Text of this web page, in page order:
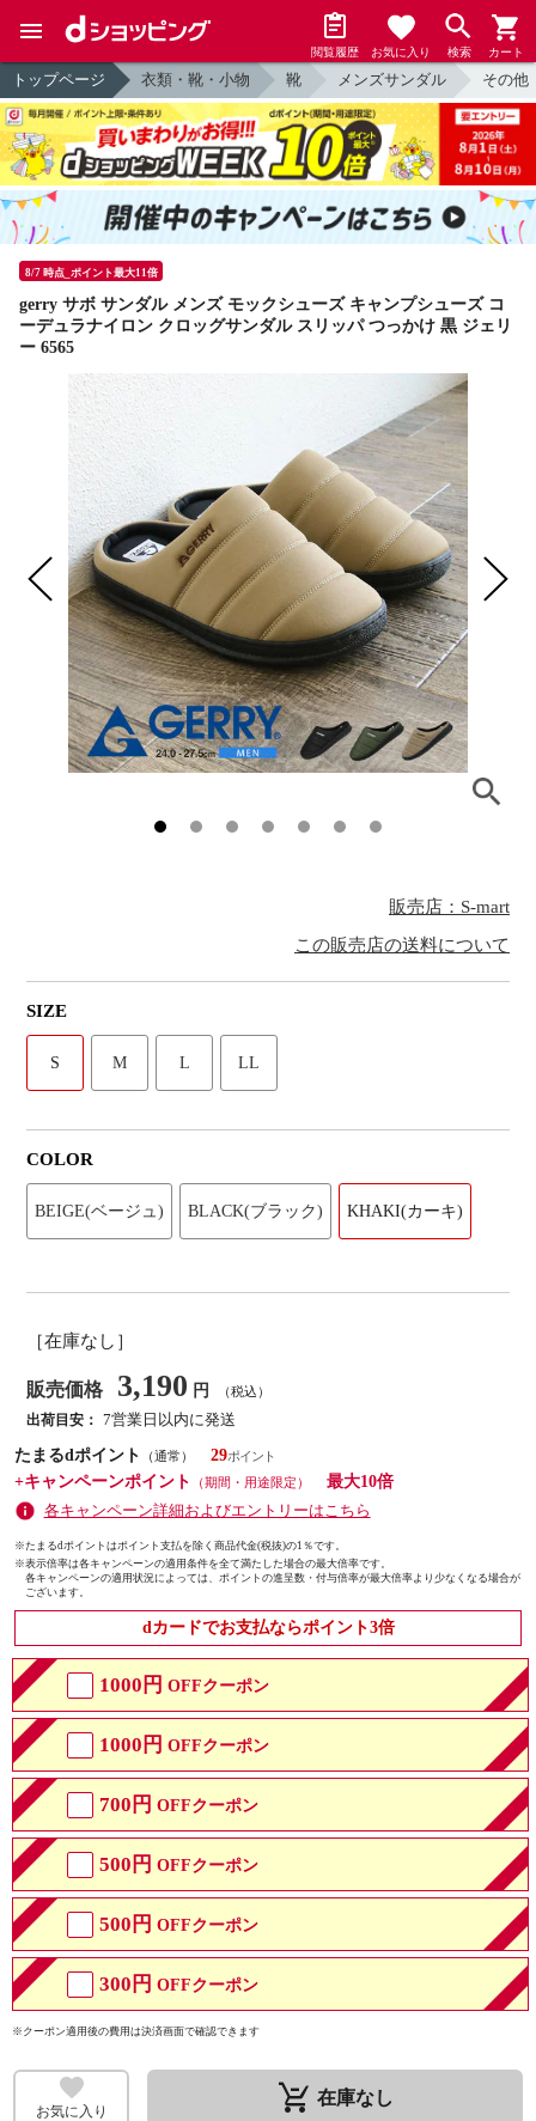
閲覧履歴 お気に入り 検索 カート
トップページ 衣類・靴・小物 靴 メンズサンダル その他
8/7 時点_ポイント最大11倍
gerry サボ サンダル メンズ モックシューズ キャンプシューズ コ
ーデュラナイロン クロッグサンダル スリッパ つっかけ 黒 ジェリ
ー 6565
販売店：S-mart
この販売店の送料について
SIZE
S M L LL
COLOR
BEIGE(ベージュ) BLACK(ブラック) KHAKI(カーキ)
［在庫なし］
販売価格 3,190 円 （税込）
出荷目安： 7営業日以内に発送
たまるdポイント
（通常）
29
+キャンペーンポイント
（期間・用途限定）
最大10倍
各キャンペーン詳細およびエントリーはこちら
※たまるdポイントはポイント支払を除く商品代金(税抜)の1％です。
※表示倍率は各キャンペーンの適用条件を全て満たした場合の最大倍率です。
各キャンペーンの適用状況によっては、ポイントの進呈数・付与倍率が最大倍率より少なくなる場合が
ございます。
dカードでお支払ならポイント3倍
1000円 OFFクーポン
1000円 OFFクーポン
700円 OFFクーポン
500円 OFFクーポン
500円 OFFクーポン
300円 OFFクーポン
※クーポン適用後の費用は決済画面で確認できます
お気に入り remove_shopping_cart 在庫なし